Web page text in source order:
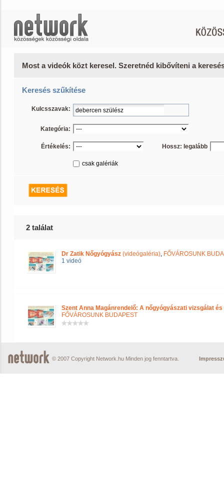
Most a videók közt keresel. Szeretnéd kibővíteni a
Keresés szűkítése
Kulcsszavak:
Kategória:
Értékelés: Hossz: legalább
csak galériák
2 találat
Dr Zatik Nőgyógyász (videógaléria), FŐVÁROSUNK
1 videó
Szent Anna Magánrendelő: A nőgyógyászati vizsgálat
FŐVÁROSUNK BUDAPEST
© 2007 Copyright Network.hu Minden jog fenntartva.